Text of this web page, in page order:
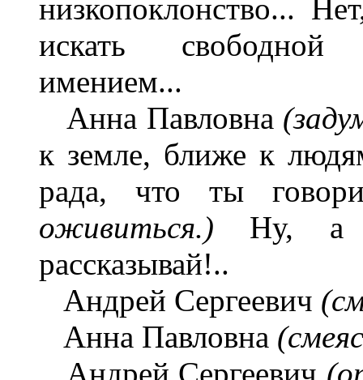
низкопоклонство...
искать свободной
имением...
Анна Павловна
к земле, ближе к
рада, что ты
оживиться.) Ну, а
рассказывай!..
Андрей Сергеевич
Анна Павловна